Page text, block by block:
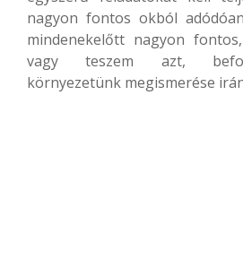
nagyon fontos okból
mindenekelőtt nagyon
vagy teszem azt,
környezetünk megismerése